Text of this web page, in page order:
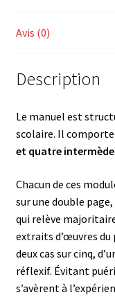
Avis (0)
Description
Le manuel est
scolaire. Il comporte
et quatre
Chacun de ces
sur une double page,
qui relève
extraits d’œuvres
deux cas sur cinq,
réflexif. Évitant
s’avèrent à